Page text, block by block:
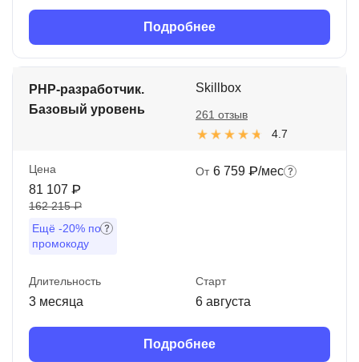
Подробнее
PHP-разработчик.
Базовый уровень
Skillbox
4.7
261 отзыв
Цена
81 107 ₽
162 215 ₽
Ещё -20% по
промокоду
От 6 759 ₽/мес
Длительность
3 месяца
Старт
6 августа
Подробнее